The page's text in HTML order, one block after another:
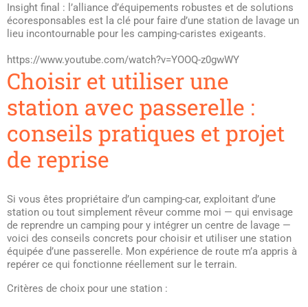
Insight final : l’alliance d’équipements robustes et de solutions
écoresponsables est la clé pour faire d’une station de lavage un
lieu incontournable pour les camping-caristes exigeants.
https://www.youtube.com/watch?v=YOOQ-z0gwWY
Choisir et utiliser une
station avec passerelle :
conseils pratiques et projet
de reprise
Si vous êtes propriétaire d’un camping-car, exploitant d’une
station ou tout simplement rêveur comme moi — qui envisage
de reprendre un camping pour y intégrer un centre de lavage —
voici des conseils concrets pour choisir et utiliser une station
équipée d’une passerelle. Mon expérience de route m’a appris à
repérer ce qui fonctionne réellement sur le terrain.
Critères de choix pour une station :